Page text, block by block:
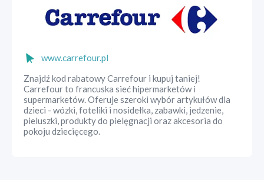
www.carrefour.pl
Znajdź kod rabatowy Carrefour i kupuj taniej!
Carrefour to francuska sieć hipermarketów i
supermarketów. Oferuje szeroki wybór artykułów dla
dzieci - wózki, foteliki i nosidełka, zabawki, jedzenie,
pieluszki, produkty do pielęgnacji oraz akcesoria do
pokoju dziecięcego.